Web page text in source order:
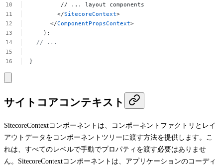
//
... layout
components
</SitecoreContext>
</ComponentPropsContext>
);
//
...
}
サイトコアコンテキスト
SitecoreContextコンポーネントは、コンポーネントファクトリとレイ
アウトデータをコンポーネントツリーに渡す方法を提供します。こ
れは、すべてのレベルで手動でプロパティを渡す必要はありませ
ん。 SitecoreContextコンポーネントは、アプリケーションのコーディ